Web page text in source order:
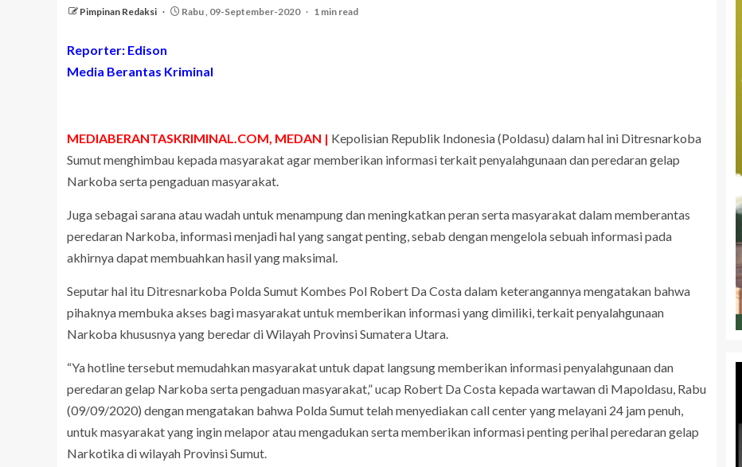
Pimpinan Redaksi Rabu , 09-September-2020 1 min read
Reporter: Edison
Media Berantas Kriminal
MEDIABERANTASKRIMINAL.COM, MEDAN | Kepolisian Republik Indonesia (Poldasu) dalam hal ini Ditresnarkoba
Sumut menghimbau kepada masyarakat agar memberikan informasi terkait penyalahgunaan dan peredaran gelap
Narkoba serta pengaduan masyarakat.
Juga sebagai sarana atau wadah untuk menampung dan meningkatkan peran serta masyarakat dalam memberantas
peredaran Narkoba, informasi menjadi hal yang sangat penting, sebab dengan mengelola sebuah informasi pada
akhirnya dapat membuahkan hasil yang maksimal.
Seputar hal itu Ditresnarkoba Polda Sumut Kombes Pol Robert Da Costa dalam keterangannya mengatakan bahwa
pihaknya membuka akses bagi masyarakat untuk memberikan informasi yang dimiliki, terkait penyalahgunaan
Narkoba khususnya yang beredar di Wilayah Provinsi Sumatera Utara.
“Ya hotline tersebut memudahkan masyarakat untuk dapat langsung memberikan informasi penyalahgunaan dan
peredaran gelap Narkoba serta pengaduan masyarakat,” ucap Robert Da Costa kepada wartawan di Mapoldasu, Rabu
(09/09/2020) dengan mengatakan bahwa Polda Sumut telah menyediakan call center yang melayani 24 jam penuh,
untuk masyarakat yang ingin melapor atau mengadukan serta memberikan informasi penting perihal peredaran gelap
Narkotika di wilayah Provinsi Sumut.